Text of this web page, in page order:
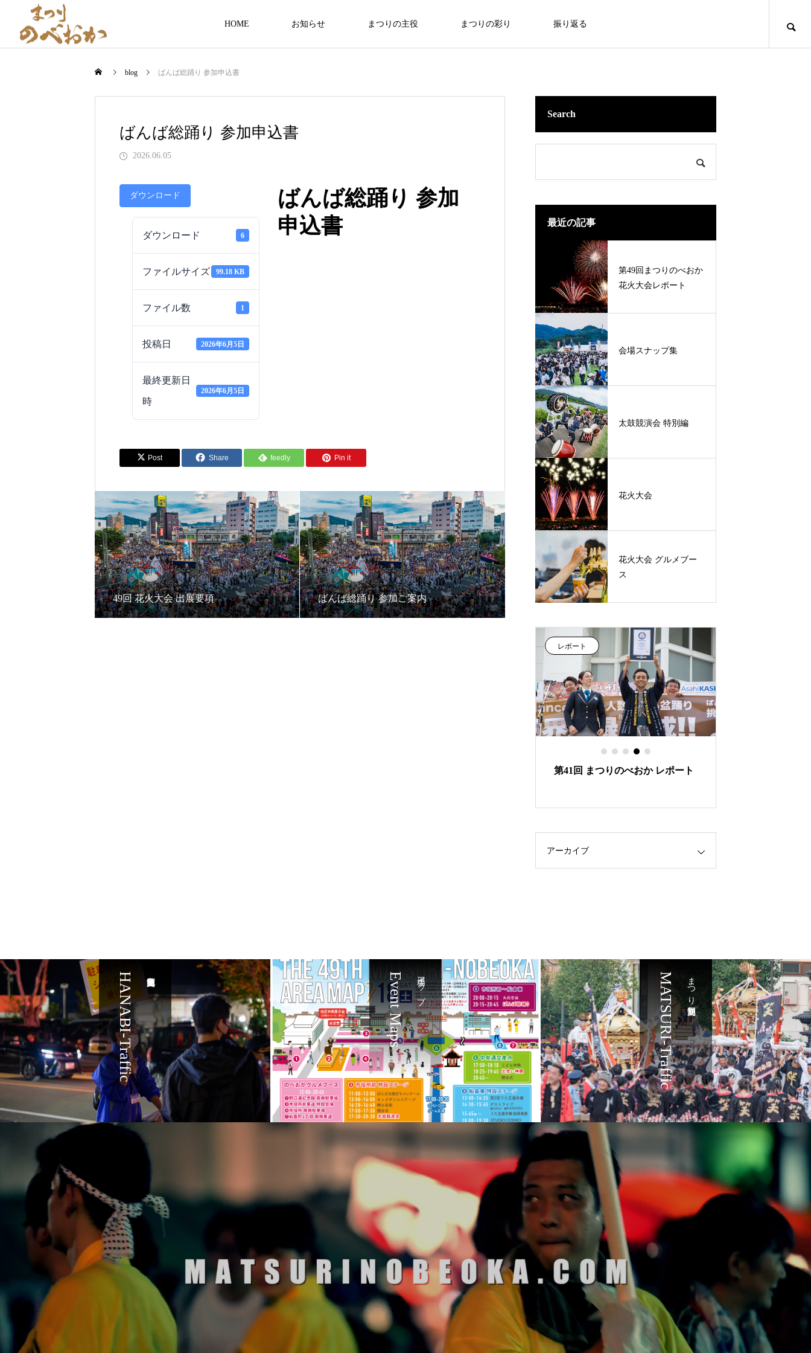
HOME お知らせ まつりの主役 まつりの彩り 振り返る
mikoshi
MATSURI
06
のべおかグルメブース紹介 vol.4
02 01
花火ガーデン席
企業PR ＆ おまつり縁日ブース
第49回まつりのべおか花火大会レポー
2026.07.27
第49回まつりのべおか 開催レポート
レポート
2025.10.08
blog ばんば総踊り 参加申込書
ばんば総踊り 参加申込書
2026.06.05
ダウンロード
ダウンロード 6
ファイルサイズ 99.18 KB
ファイル数 1
投稿日 2026年6月5日
最終更新日
時
2026年6月5日
ばんば総踊り 参加
申込書
Post Share feedly Pin it
49回 花火大会 出展要項 ばんば総踊り 参加ご案内
Search
最近の記事
第49回まつりのべおか
花火大会レポート
会場スナップ集
太鼓競演会 特別編
花火大会
花火大会 グルメブー
ス
レポート
第41回 まつりのべおか レポート
アーカイブ
HANABI-Traffic 会場マップ
Event Maps まつり交通規制
MATSURI-Traffic